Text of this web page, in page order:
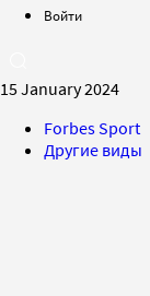
Войти
15 January 2024
Forbes Sport
Другие виды